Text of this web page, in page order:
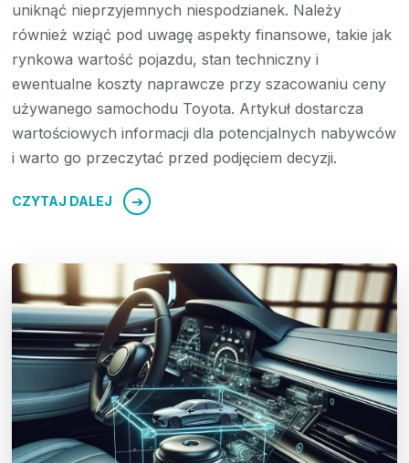
uniknąć nieprzyjemnych niespodzianek. Należy
również wziąć pod uwagę aspekty finansowe, takie jak
rynkowa wartość pojazdu, stan techniczny i
ewentualne koszty naprawcze przy szacowaniu ceny
używanego samochodu Toyota. Artykuł dostarcza
wartościowych informacji dla potencjalnych nabywców
i warto go przeczytać przed podjęciem decyzji.
CZYTAJ DALEJ